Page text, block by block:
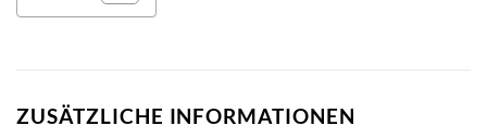
ZUSÄTZLICHE INFORMATIONEN